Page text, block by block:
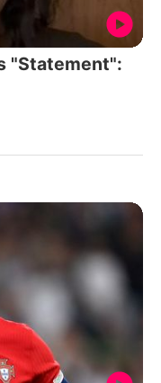
"Statement":